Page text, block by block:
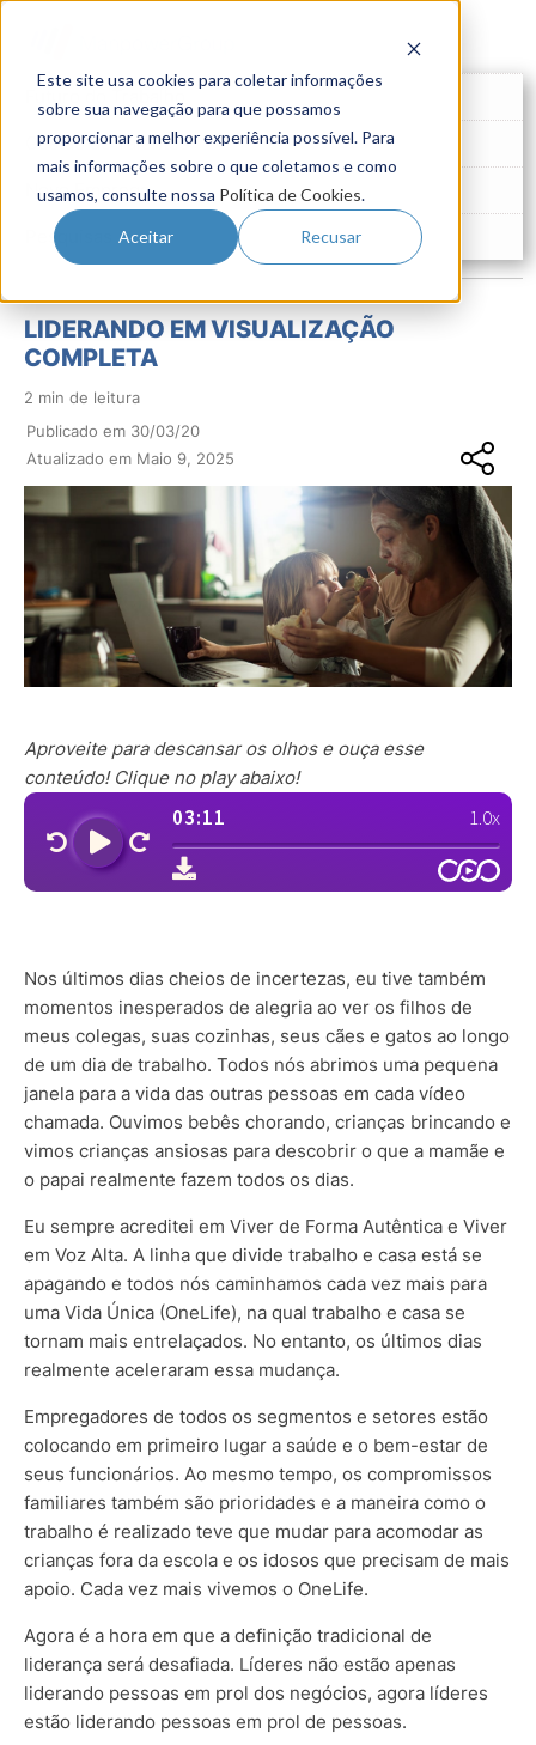
Este site usa cookies para coletar informações
sobre sua navegação para que possamos
proporcionar a melhor experiência possível. Para
mais informações sobre o que coletamos e como
usamos, consulte nossa Política de Cookies.
Aceitar Recusar
Gestão de Talentos
Novo Emprego
Pesquisas
LIDERANDO EM VISUALIZAÇÃO
COMPLETA
2 min de leitura
Publicado em 30/03/20
Atualizado em Maio 9, 2025
Aproveite para descansar os olhos e ouça esse
conteúdo! Clique no play abaixo!
Nos últimos dias cheios de incertezas, eu tive também
momentos inesperados de alegria ao ver os filhos de
meus colegas, suas cozinhas, seus cães e gatos ao longo
de um dia de trabalho. Todos nós abrimos uma pequena
janela para a vida das outras pessoas em cada vídeo
chamada. Ouvimos bebês chorando, crianças brincando e
vimos crianças ansiosas para descobrir o que a mamãe e
o papai realmente fazem todos os dias.
Eu sempre acreditei em Viver de Forma Autêntica e Viver
em Voz Alta. A linha que divide trabalho e casa está se
apagando e todos nós caminhamos cada vez mais para
uma Vida Única (OneLife), na qual trabalho e casa se
tornam mais entrelaçados. No entanto, os últimos dias
realmente aceleraram essa mudança.
Empregadores de todos os segmentos e setores estão
colocando em primeiro lugar a saúde e o bem-estar de
seus funcionários. Ao mesmo tempo, os compromissos
familiares também são prioridades e a maneira como o
trabalho é realizado teve que mudar para acomodar as
crianças fora da escola e os idosos que precisam de mais
apoio. Cada vez mais vivemos o OneLife.
Agora é a hora em que a definição tradicional de
liderança será desafiada. Líderes não estão apenas
liderando pessoas em prol dos negócios, agora líderes
estão liderando pessoas em prol de pessoas.